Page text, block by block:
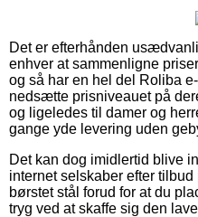
Det er efterhånden
enhver at sammenligne
og så har en hel del Roliba
nedsætte prisniveauet på
og ligeledes til damer og
gange yde levering uden
Det kan dog imidlertid blive
internet selskaber efter
børstet stål forud for at du
tryg ved at skaffe sig den